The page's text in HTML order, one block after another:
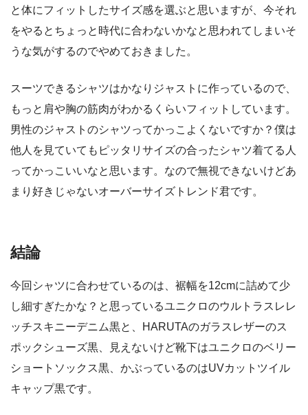
と体にフィットしたサイズ感を選ぶと思いますが、今それ
をやるとちょっと時代に合わないかなと思われてしまいそ
うな気がするのでやめておきました。
スーツできるシャツはかなりジャストに作っているので、
もっと肩や胸の筋肉がわかるくらいフィットしています。
男性のジャストのシャツってかっこよくないですか？僕は
他人を見ていてもピッタリサイズの合ったシャツ着てる人
ってかっこいいなと思います。なので無視できないけどあ
まり好きじゃないオーバーサイズトレンド君です。
結論
今回シャツに合わせているのは、裾幅を12cmに詰めて少
し細すぎたかな？と思っているユニクロのウルトラスレレ
ッチスキニーデニム黒と、HARUTAのガラスレザーのス
ポックシューズ黒、見えないけど靴下はユニクロのベリー
ショートソックス黒、かぶっているのはUVカットツイル
キャップ黒です。